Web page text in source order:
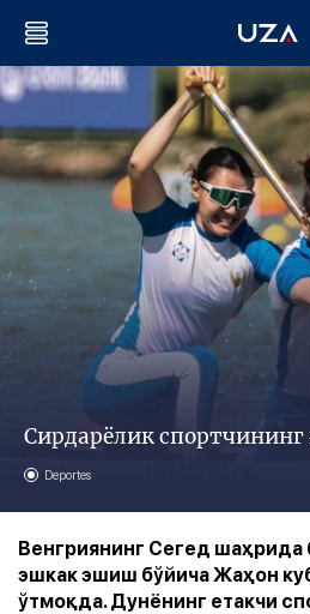
Сирдарёлик спортчининг
Deportes
Венгриянинг Сегед шаҳрида
эшкак эшиш бўйича Жаҳон
ўтмоқда. Дунёнинг етакчи